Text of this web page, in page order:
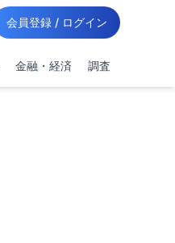
会員登録 / ログイン
金融・経済 調査